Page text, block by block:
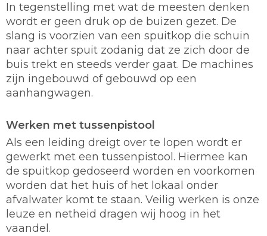
In tegenstelling met wat de meesten denken
wordt er geen druk op de buizen gezet. De
slang is voorzien van een spuitkop die schuin
naar achter spuit zodanig dat ze zich door de
buis trekt en steeds verder gaat. De machines
zijn ingebouwd of gebouwd op een
aanhangwagen.
Werken met tussenpistool
Als een leiding dreigt over te lopen wordt er
gewerkt met een tussenpistool. Hiermee kan
de spuitkop gedoseerd worden en voorkomen
worden dat het huis of het lokaal onder
afvalwater komt te staan. Veilig werken is onze
leuze en netheid dragen wij hoog in het
vaandel.